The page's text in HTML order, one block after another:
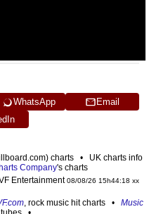
WhatsApp
Email
charts • UK charts info
Company's charts
Entertainment08/08/26 15h44:18 xx
, rock music hit charts • Music